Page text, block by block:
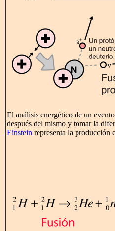
El análisis energético de un
después del mismo y tomar la
Einstein representa la producción